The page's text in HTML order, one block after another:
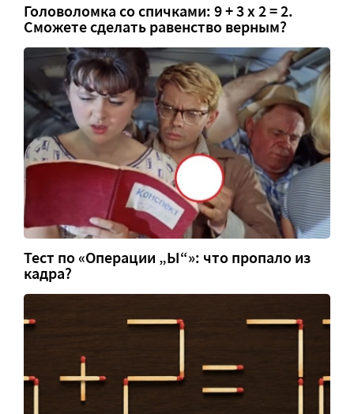
Головоломка со спичками: 9 + 3 х 2 = 2.
Сможете сделать равенство верным?
Тест по «Операции „Ы“»: что пропало из
кадра?